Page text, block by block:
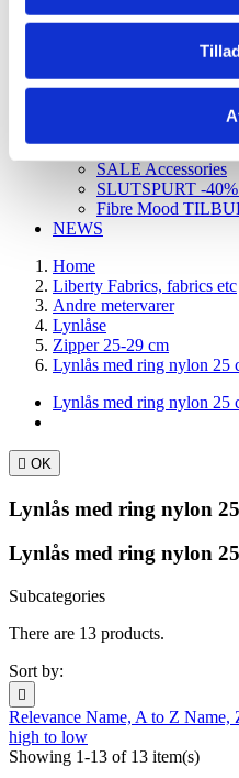
SALE
SALE baby toys
SALE Liberty bed
SALE
JULY special offers
SALE Accessories
SLUTSPURT -
Fibre Mood
NEWS
Home
Liberty Fabrics, fabrics etc
Andre metervarer
Lynlåse
Zipper 25-29 cm
Lynlås med ring nylon 25
Lynlås med ring nylon 25
 OK
Lynlås med ring nylon
Lynlås med ring nylon
Subcategories
There are 13 products.
Sort by:

Relevance Name, A to Z Name,
high to low
Showing 1-13 of 13 item(s)